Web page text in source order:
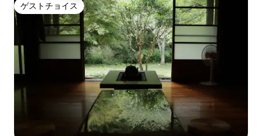
ゲストチョイス
ゲストチョイス